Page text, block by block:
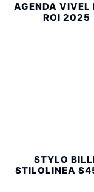
AGENDA VIVEL
ROI 2025
STYLO
STILOLINEA